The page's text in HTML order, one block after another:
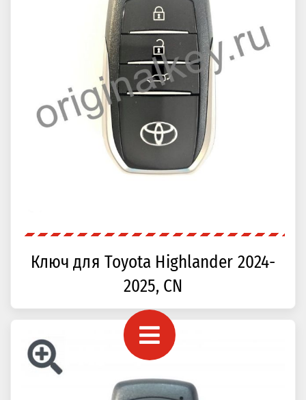
Ключ для Toyota Highlander 2024-
2025, CN